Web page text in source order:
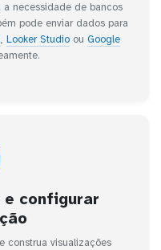
a necessidade de bancos
pode enviar dados para
, Looker Studio ou Google
configurar
construa visualizações